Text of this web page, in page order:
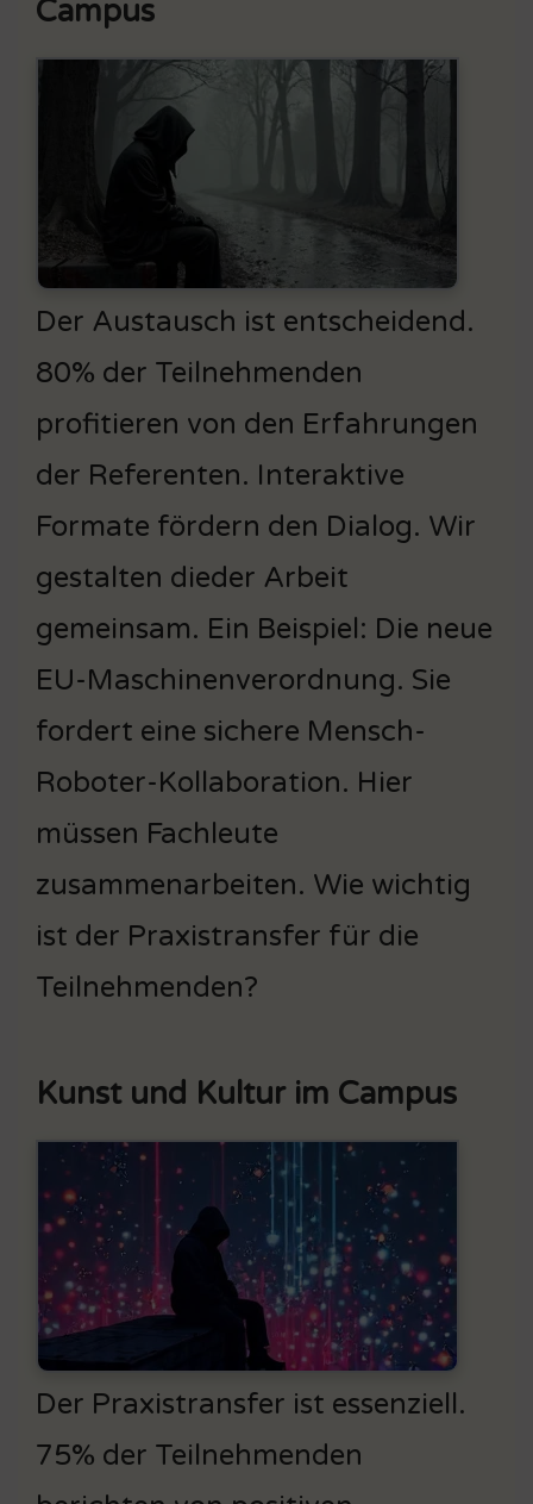
Campus
Der Austausch ist entscheidend.
80% der Teilnehmenden
profitieren von den Erfahrungen
der Referenten. Interaktive
Formate fördern den Dialog. Wir
gestalten dieder Arbeit
gemeinsam. Ein Beispiel: Die neue
EU-Maschinenverordnung. Sie
fordert eine sichere Mensch-
Roboter-Kollaboration. Hier
müssen Fachleute
zusammenarbeiten. Wie wichtig
ist der Praxistransfer für die
Teilnehmenden?
Kunst und Kultur im Campus
Der Praxistransfer ist essenziell.
75% der Teilnehmenden